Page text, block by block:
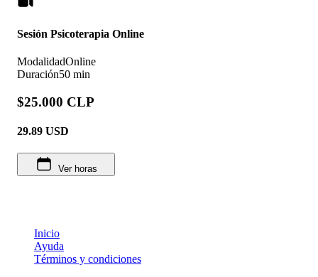
Sesión Psicoterapia Online
ModalidadOnline
Duración50 min
$25.000 CLP
29.89 USD
Ver horas
Inicio
Ayuda
Términos y condiciones